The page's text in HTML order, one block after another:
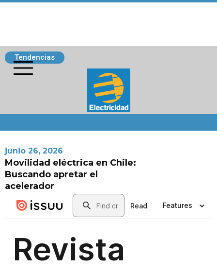
Tendencias
junio 26, 2026
Movilidad eléctrica en Chile:
Buscando apretar el
acelerador